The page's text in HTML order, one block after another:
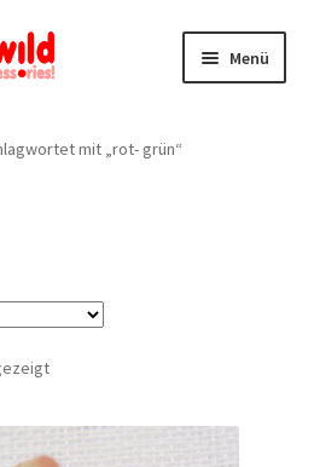
Menü
mit „rot- grün“